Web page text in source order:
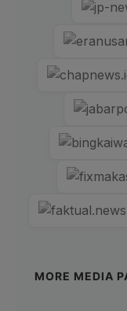
MORE MEDIA